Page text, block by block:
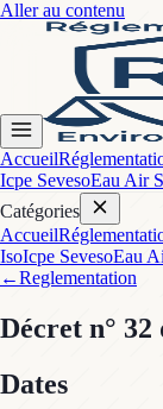
Aller au contenu
Accueil
Icpe SevesoEau Air
Catégories
Accueil
IsoIcpe SevesoEau
←Reglementation
Décret n° 32
Dates